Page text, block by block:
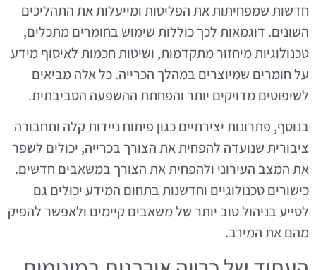
חדשות שמפחיתות את הפליטות ומייעלות את התהליכים
השונים. דוגמאות לכך כוללות שימוש בחומרים מתכלים,
טכנולוגיות מיחזור מתקדמות, ושיטות חכמות לאיסוף מידע
על חומרים שמיוצרים במהלך הכרייה. כל אלה מביאים
לשיפוטים מדויקים יותר והפחתת ההשפעה הסביבתית.
בנוסף, פתרונות יצירתיים כגון פיתוח ניידות קלה ותחבורה
ציבורית שנועדה להפחית את הצורך בכרייה, יכולים לשפר
את המצב העירוני ולהפחית את הצורך במשאבים חדשים.
כישורים טכנולוגיים וחדשנות בתחום המידע יכולים גם
לסייע בניהול טוב יותר של משאבים קיימים ולאפשר להפיק
מהם את המירב.